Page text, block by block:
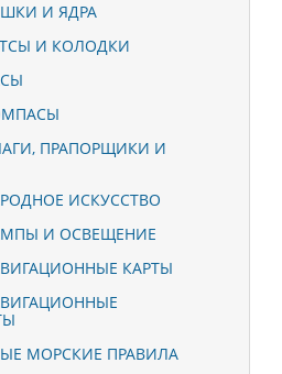
И ЯДРА
И КОЛОДКИ
ПРАПОРЩИКИ И
ИСКУССТВО
И ОСВЕЩЕНИЕ
КАРТЫ
МОРСКИЕ ПРАВИЛА